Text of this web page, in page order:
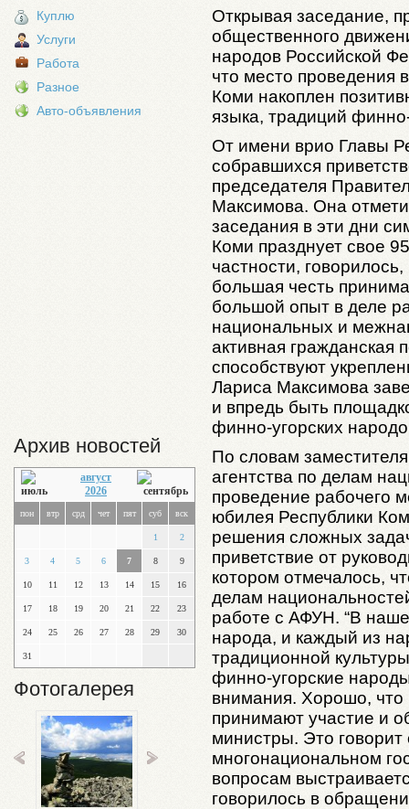
Куплю
Услуги
Работа
Разное
Авто-объявления
Архив новостей
август
2026
пон втр срд чет пят суб вск
1 2
3 4 5 6 7 8 9
10 11 12 13 14 15 16
17 18 19 20 21 22 23
24 25 26 27 28 29 30
31
Фотогалерея
Открывая заседание,
общественного
народов Российской
что место проведения
Коми накоплен
языка, традиций
От имени врио Главы
собравшихся
председателя
Максимова. Она
заседания в эти дни
Коми празднует свое
частности,
большая честь
большой опыт в деле
национальных и
активная гражданская
способствуют
Лариса Максимова
и впредь быть
финно-угорских
По словам
агентства по делам
проведение рабочего
юбилея Республики
решения сложных
приветствие от
котором отмечалось,
делам
работе с АФУН. “В
народа, и каждый из
традиционной
финно-угорские
внимания. Хорошо,
принимают участие и
министры. Это
многонациональном
вопросам
говорилось в